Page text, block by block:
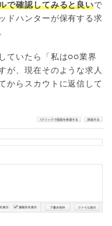
で確認してみると良いで
ドハンターが保有する求
ていたら「私は○○業界
、現在そのような求人
からスカウトに返信して